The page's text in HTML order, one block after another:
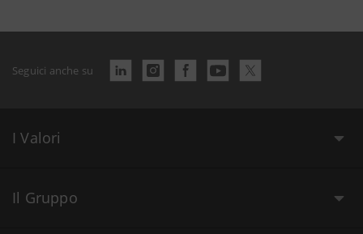
Seguici anche su
I Valori
Il Gruppo